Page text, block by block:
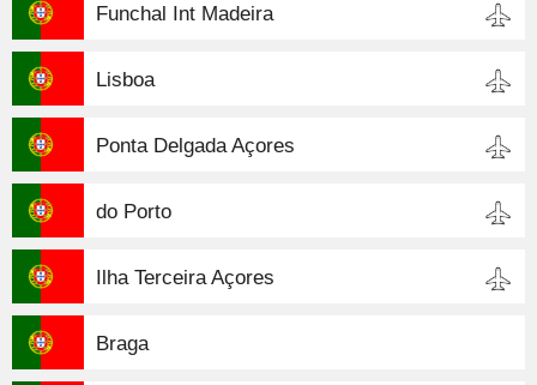
Funchal Int Madeira
Lisboa
Ponta Delgada Açores
do Porto
Ilha Terceira Açores
Braga